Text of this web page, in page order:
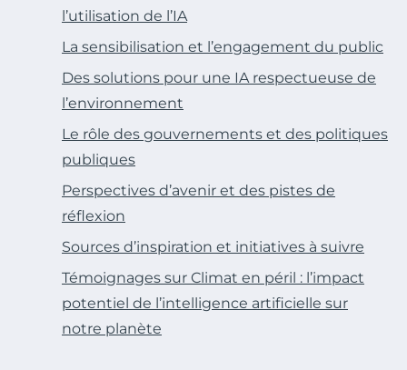
l’utilisation de l’IA
La sensibilisation et l’engagement du public
Des solutions pour une IA respectueuse de
l’environnement
Le rôle des gouvernements et des politiques
publiques
Perspectives d’avenir et des pistes de
réflexion
Sources d’inspiration et initiatives à suivre
Témoignages sur Climat en péril : l’impact
potentiel de l’intelligence artificielle sur
notre planète